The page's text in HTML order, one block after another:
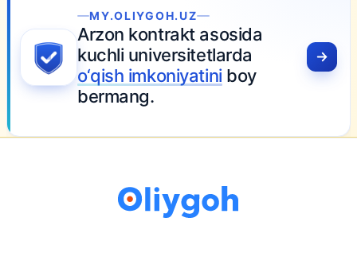
MY.OLIYGOH.UZ
Arzon kontrakt asosida
kuchli universitetlarda
o‘qish imkoniyatini boy
bermang.